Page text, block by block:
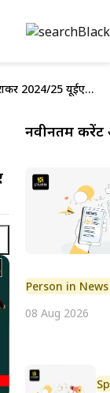
पुर्तगाल ने स्पेन को हराकर 2024/25 यूईएफए नेशंस लीग खिताब जीता
नवीनतम करेंट
Person in News
08 Aug 2026